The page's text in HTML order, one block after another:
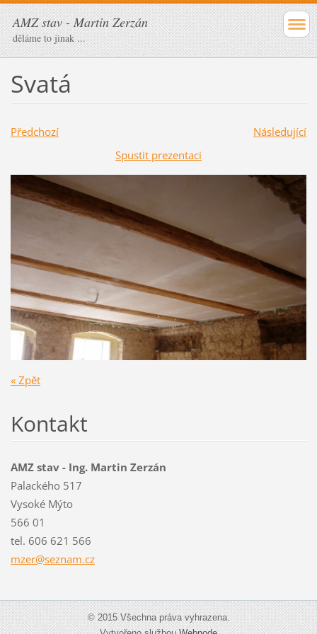
AMZ stav - Martin Zerzán
děláme to jinak ...
Svatá
Předchozí
Následující
Spustit prezentaci
« Zpět
Kontakt
AMZ stav - Ing. Martin Zerzán
Palackého 517
Vysoké Mýto
566 01
tel. 606 621 566
mzer@seznam.cz
© 2015 Všechna práva vyhrazena.